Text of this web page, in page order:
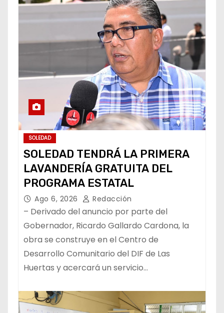
SOLEDAD
SOLEDAD TENDRÁ LA PRIMERA
LAVANDERÍA GRATUITA DEL
PROGRAMA ESTATAL
Ago 6, 2026 Redacción
– Derivado del anuncio por parte del
Gobernador, Ricardo Gallardo Cardona, la
obra se construye en el Centro de
Desarrollo Comunitario del DIF de Las
Huertas y acercará un servicio…